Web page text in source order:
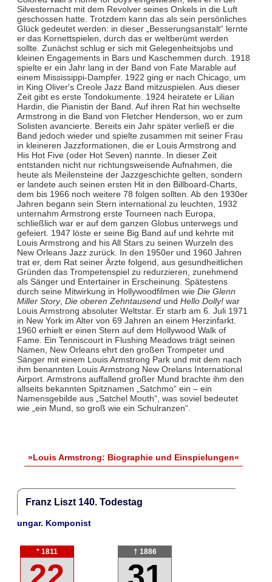
Silvesternacht mit dem Revolver seines Onkels in die Luft
geschossen hatte. Trotzdem kann das als sein persönliches
Glück gedeutet werden: in dieser „Besserungsanstalt“ lernte
er das Kornettspielen, durch das er weltberümt werden
sollte. Zunächst schlug er sich mit Gelegenheitsjobs und
kleinen Engagements in Bars und Kaschemmen durch. 1918
spielte er ein Jahr lang in der Band von Fate Marable auf
einem Mississippi-Dampfer. 1922 ging er nach Chicago, um
in King Oliver's Creole Jazz Band mitzuspielen. Aus dieser
Zeit gibt es erste Tondokumente. 1924 heiratete er Lilian
Hardin, die Pianistin der Band. Auf ihren Rat hin wechselte
Armstrong in die Band von Fletcher Henderson, wo er zum
Solisten avancierte. Bereits ein Jahr später verließ er die
Band jedoch wieder und spielte zusammen mit seiner Frau
in kleineren Jazzformationen, die er Louis Armstrong and
His Hot Five (oder Hot Seven) nannte. In dieser Zeit
entstanden nicht nur richtungsweisende Aufnahmen, die
heute als Meilensteine der Jazzgeschichte gelten, sondern
er landete auch seinen ersten Hit in den Billboard-Charts,
dem bis 1966 noch weitere 78 folgen sollten. Ab den 1930er
Jahren begann sein Stern international zu leuchten, 1932
unternahm Armstrong erste Tourneen nach Europa,
schließlich war er auf dem ganzen Globus unterwegs und
gefeiert. 1947 löste er seine Big Band auf und kehrte mit
Louis Armstrong and his All Stars zu seinen Wurzeln des
New Orleans Jazz zurück. In den 1950er und 1960 Jahren
trat er, dem Rat seiner Ärzte folgend, aus gesundheitlichen
Gründen das Trompetenspiel zu redurzieren, zunehmend
als Sänger und Entertainer in Erscheinung. Spätestens
durch seine Mitwirkung in Hollywoodfilmen wie Die Glenn
Miller Story, Die oberen Zehntausendund Hello Dolly! war
Louis Armstrong absoluter Weltstar. Er starb am 6. Juli 1971
in New York im Alter von 69 Jahren an einem Herzinfarkt.
1960 erhielt er einen Stern auf dem Hollywood Walk of
Fame. Ein Tenniscourt in Flushing Meadows trägt seinen
Namen, New Orleans ehrt den großen Trompeter und
Sänger mit einem Louis Armstrong Park und mit dem nach
ihm benannten Louis Armstrong New Orelans International
Airport. Armstrons auffallend großer Mund brachte ihm den
allseits bekannten Spitznamen „Satchmo“ ein – ein
Namensgebilde aus „Satchel Mouth“, was soviel bedeutet
wie „ein Mund, so groß wie ein Schulranzen“.
»Louis Armstrong: Biographie und Einspielungen«
Franz Liszt 140. Todestag
ungar. Komponist
* 1811 † 1886